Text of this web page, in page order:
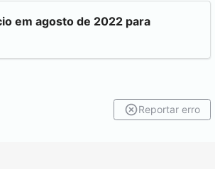
em agosto de 2022 para
Reportar erro